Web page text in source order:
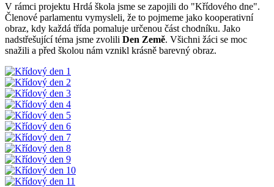
V rámci projektu Hrdá škola jsme se zapojili do "Křídového dne".
Členové parlamentu vymysleli, že to pojmeme jako kooperativní
obraz, kdy každá třída pomaluje určenou část chodníku. Jako
nadstřešující téma jsme zvolili Den Země. Všichni žáci se moc
snažili a před školou nám vznikl krásně barevný obraz.